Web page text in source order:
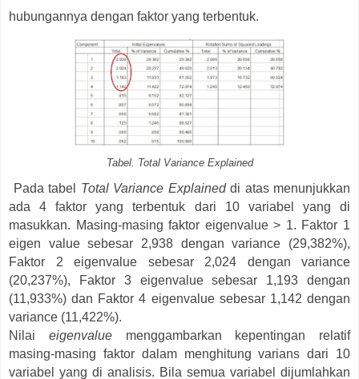
hubungannya dengan faktor yang terbentuk.
Tabel. Total Variance Explained
Pada tabel Total Variance Explained di atas menunjukkan
ada 4 faktor yang terbentuk dari 10 variabel yang di
masukkan. Masing-masing faktor eigenvalue > 1. Faktor 1
eigen value sebesar 2,938 dengan variance (29,382%),
Faktor 2 eigenvalue sebesar 2,024 dengan variance
(20,237%), Faktor 3 eigenvalue sebesar 1,193 dengan
(11,933%) dan Faktor 4 eigenvalue sebesar 1,142 dengan
variance (11,422%).
Nilai eigenvaluemenggambarkan kepentingan relatif
masing-masing faktor dalam menghitung varians dari 10
variabel yang di analisis. Bila semua variabel dijumlahkan